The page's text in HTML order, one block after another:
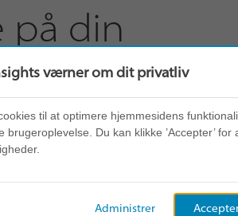
på din
sig bedst her i verden, får 84
for. Vi arbejder med
for at få hele
af dem.
værner om dit privatliv
til at optimere hjemmesidens
brugeroplevelse. Du kan klikke ’Accepter’ for
Administrer